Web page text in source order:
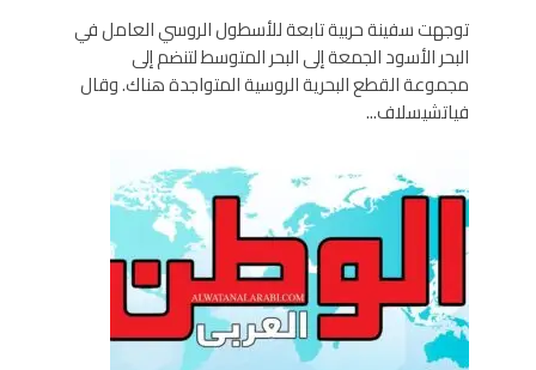
توجهت سفينة حربية تابعة للأسطول الروسي العامل في
البحر الأسود الجمعة إلى البحر المتوسط لتنضم إلى
مجموعة القطع البحرية الروسية المتواجدة هناك. وقال
فياتشيسلاف...